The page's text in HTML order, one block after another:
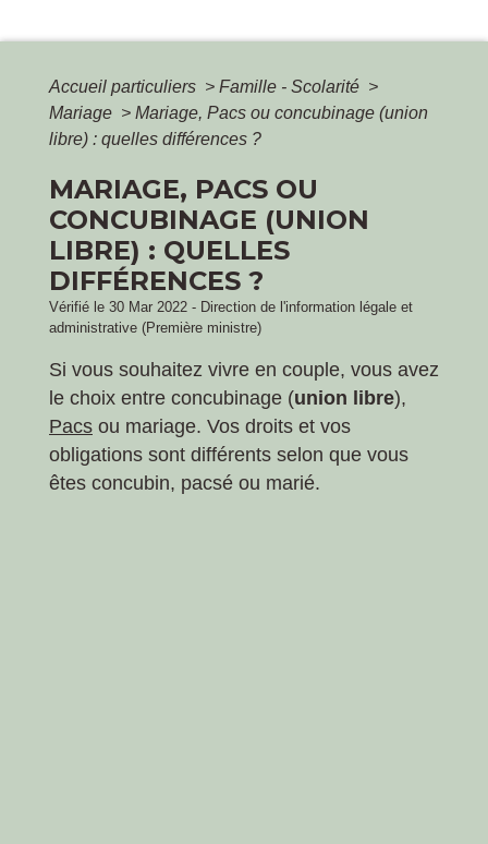
Accueil particuliers > Famille - Scolarité >
Mariage > Mariage, Pacs ou concubinage (union
libre) : quelles différences ?
MARIAGE, PACS OU
CONCUBINAGE (UNION
LIBRE) : QUELLES
DIFFÉRENCES ?
Vérifié le 30 Mar 2022 - Direction de l'information légale et
administrative (Première ministre)
Si vous souhaitez vivre en couple, vous avez
le choix entre concubinage (union libre),
Pacs ou mariage. Vos droits et vos
obligations sont différents selon que vous
êtes concubin, pacsé ou marié.